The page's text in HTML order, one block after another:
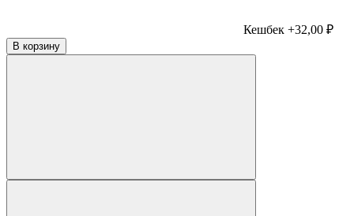
Кешбек +32,00 ₽
В корзину